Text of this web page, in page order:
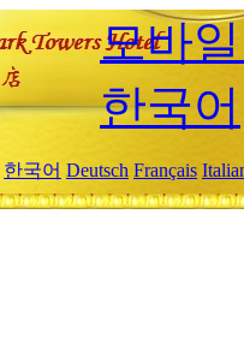
모바
한국어
한국어 Deutsch Français